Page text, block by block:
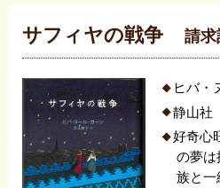
サフィヤの戦争 請
ヒバ・
静山社
好奇心
の夢は
族と一